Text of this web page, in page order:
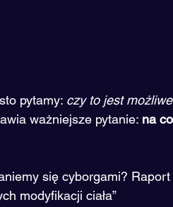
pytamy: czy to jest
ważniejsze pytanie: na
się cyborgami?
modyfikacji ciała”